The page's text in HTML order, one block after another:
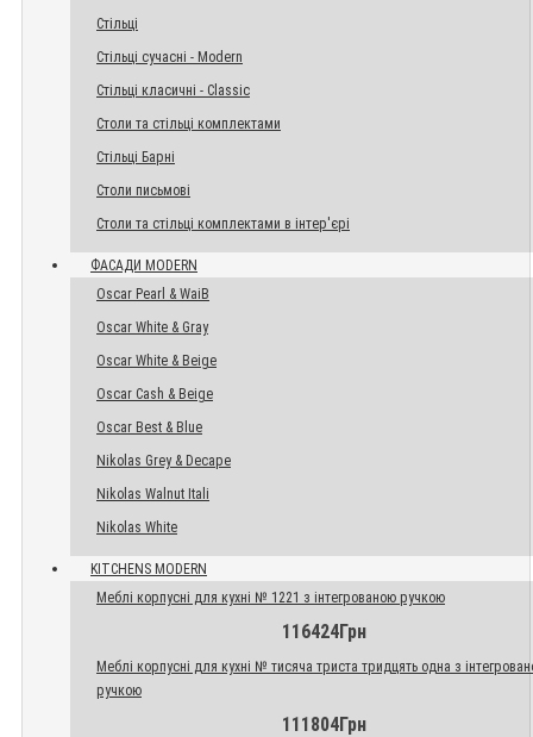
Стільці
Стільці сучасні - Modern
Стільці класичні - Classic
Столи та стільці комплектами
Стільці Барні
Столи письмові
Столи та стільці комплектами в інтер'єрі
ФАСАДИ MODERN
Oscar Pearl & WaiB
Oscar White & Gray
Oscar White & Beige
Oscar Cash & Beige
Oscar Best & Blue
Nikolas Grey & Decape
Nikolas Walnut Itali
Nikolas White
KITCHENS MODERN
Меблі корпусні для кухні № 1221 з інтегрованою ручкою
116424Грн
Меблі корпусні для кухні № тисяча триста тридцять одна з
ручкою
111804Грн